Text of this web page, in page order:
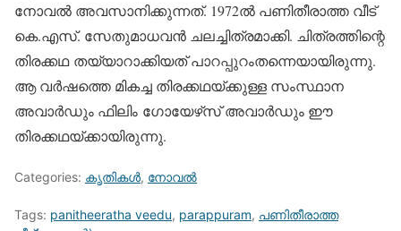
നോവല്‍ അവസാനിക്കുന്നത്. 1972ല്‍ പണിതീരാത്ത വീട്
കെ.എസ്. സേതുമാധവന്‍ ചലച്ചിത്രമാക്കി. ചിത്രത്തിന്റെ
തിരക്കഥ തയ്യാറാക്കിയത് പാറപ്പുറംതന്നെയായിരുന്നു.
ആ വര്‍ഷത്തെ മികച്ച തിരക്കഥയ്ക്കുള്ള സംസ്ഥാന
അവാര്‍ഡും ഫിലിം ഗോയേഴ്‌സ് അവാര്‍ഡും ഈ
തിരക്കഥയ്ക്കായിരുന്നു.
Categories: കൃതികള്‍, നോവല്‍
Tags: panitheeratha veedu, parappuram, പണിതീരാത്ത